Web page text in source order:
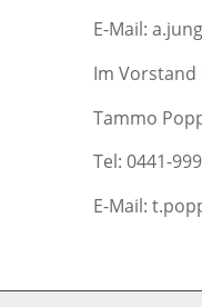
E-Mail:
Im
Tammo
Tel: 0441-
E-Mail: